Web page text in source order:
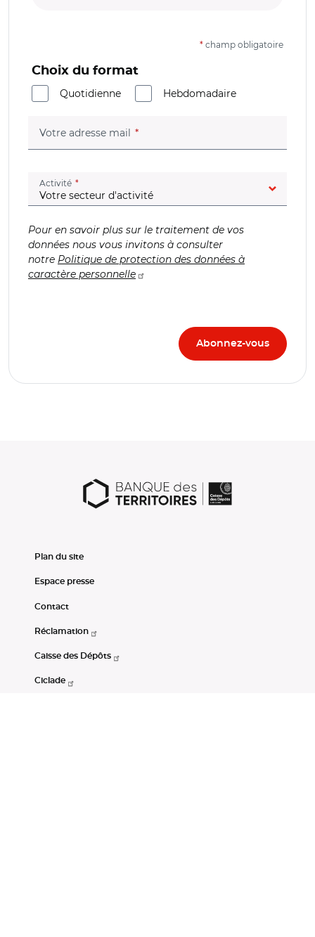
* champ obligatoire
Choix du format
Quotidienne
Hebdomadaire
Votre adresse mail (champ obligatoire)
Activité (champ obligatoire)
Pour en savoir plus sur le traitement de vos
données nous vous invitons à consulter
notre Politique de protection des données à
caractère personnelle
Plan du site
Espace presse
Contact
Réclamation
Caisse des Dépôts
Ciclade